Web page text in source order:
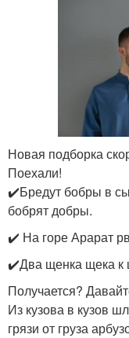
Новая подборка
Поехали!
✔️Бредут бобры в
бобрят добры.
✔️ На горе Арарат
✔️Два щенка щека к
Получается?
Из кузова в кузов
грязи от груза